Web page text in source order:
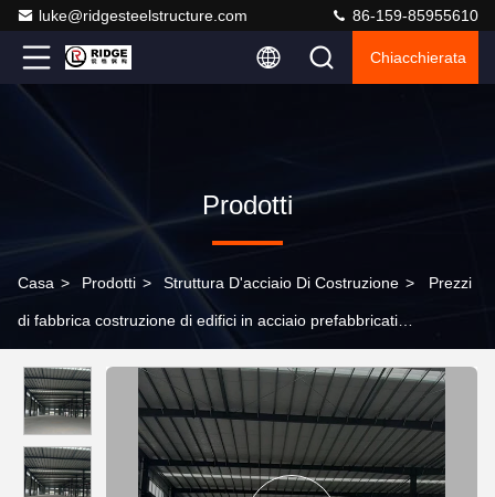
luke@ridgesteelstructure.com 86-159-85955610
Chiacchierata
Prodotti
Casa > Prodotti > Struttura D'acciaio Di Costruzione > Prezzi
di fabbrica costruzione di edifici in acciaio prefabbricati
magazzino edificio per garage/hangar